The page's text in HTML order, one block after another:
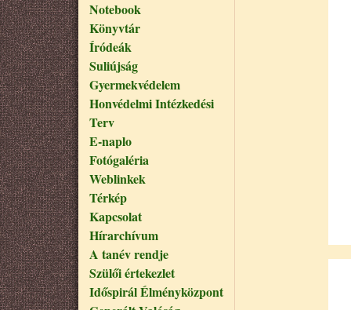
Notebook
Könyvtár
Íródeák
Suliújság
Gyermekvédelem
Honvédelmi Intézkedési
Terv
E-naplo
Fotógaléria
Weblinkek
Térkép
Kapcsolat
Hírarchívum
A tanév rendje
Szülői értekezlet
Időspirál Élményközpont